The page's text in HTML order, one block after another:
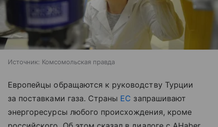
Источник: Комсомольская правда
Европейцы обращаются к руководству Турции
за поставками газа. Страны ЕС запрашивают
энергоресурсы любого происхождения, кроме